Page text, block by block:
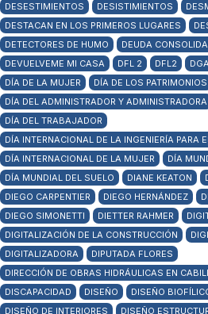
DESESTIMIENTOS
DESISTIMIENTOS
DESTACAN EN LOS PRIMEROS LUGARES
DETECTORES DE HUMO
DEUDA
DEVUELVEME MI CASA
DFL 2 DFL2
DÍA DE LA MUJER
DÍA DE LOS PATRIMONIOS
DÍA DEL ADMINISTRADOR Y ADMINISTRADORA
DÍA DEL TRABAJADOR
DÍA INTERNACIONAL DE LA INGENIERÍA PARA
DÍA INTERNACIONAL DE LA MUJER
DÍA
DÍA MUNDIAL DEL SUELO
DIANE KEATON
DIEGO CARPENTIER
DIEGO HERNÁNDEZ
DIEGO SIMONETTI
DIETTER RAHMER
DIGITALIZACIÓN DE LA CONSTRUCCIÓN
DIGITALIZADORA
DIPUTADA FLORES
DIRECCIÓN DE OBRAS HIDRÁULICAS EN
DISCAPACIDAD
DISEÑO DISEÑO
DISEÑO DE INTERIORES
DISEÑO